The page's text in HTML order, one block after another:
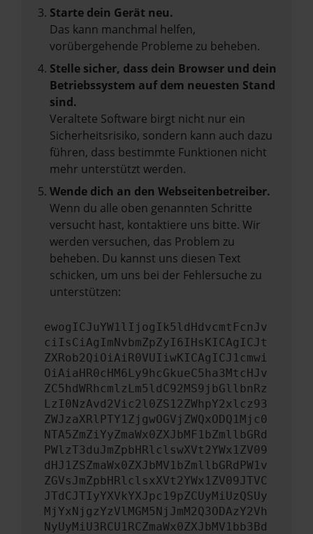
Starte dein Gerät neu.
Das kann manchmal helfen,
vorübergehende Probleme zu beheben.
Stelle sicher, dass dein Browser und dein
Betriebssystem auf dem neuesten Stand
sind.
Veraltete Software birgt nicht nur ein
Sicherheitsrisiko, sondern kann auch dazu
führen, dass bestimmte Funktionen nicht
mehr unterstützt werden.
Wende dich an den Webseitenbetreiber.
Wenn du alle oben genannten Schritte
versucht hast, kontaktiere uns bitte. Wir
werden versuchen, das Problem zu
beheben. Du kannst uns diesen Text
schicken, um uns bei der Fehlersuche zu
unterstützen:
ewogICJuYW1lIjogIk5ldHdvcmtFcnJv
ciIsCiAgImNvbmZpZyI6IHsKICAgICJt
ZXRob2QiOiAiR0VUIiwKICAgICJ1cmwi
OiAiaHR0cHM6Ly9hcGkueC5ha3MtcHJv
ZC5hdWRhcmlzLm5ldC92MS9jbGllbnRz
LzI0NzAvd2Vic2l0ZS12ZWhpY2xlcz93
ZWJzaXRlPTY1ZjgwOGVjZWQxODQ1Mjc0
NTA5ZmZiYyZmaWx0ZXJbMF1bZmllbGRd
PWlzT3duJmZpbHRlclswXVt2YWx1ZV09
dHJ1ZSZmaWx0ZXJbMV1bZmllbGRdPW1v
ZGVsJmZpbHRlclsxXVt2YWx1ZV09JTVC
JTdCJTIyYXVkYXJpc19pZCUyMiUzQSUy
MjYxNjgzYzVlMGM5NjJmM2Q3ODAzY2Vh
NyUyMiU3RCU1RCZmaWx0ZXJbMV1bb3Bd